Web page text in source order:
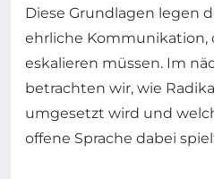
Diese Grundlagen legen
ehrliche Kommunikation,
eskalieren müssen. Im
betrachten wir, wie
umgesetzt wird und
offene Sprache dabei